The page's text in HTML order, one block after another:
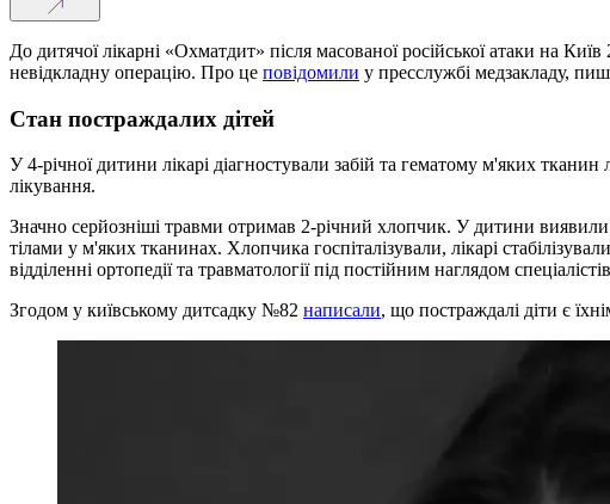
До дитячої лікарні «Охматдит» після масованої російської атаки на
невідкладну операцію. Про це повідомили у пресслужбі медзакладу,
Стан постраждалих дітей
У 4-річної дитини лікарі діагностували забій та гематому м'яких
лікування.
Значно серйозніші травми отримав 2-річний хлопчик. У дитини
тілами у м'яких тканинах. Хлопчика госпіталізували, лікарі
відділенні ортопедії та травматології під постійним наглядом
Згодом у київському дитсадку №82 написали, що постраждалі діти є